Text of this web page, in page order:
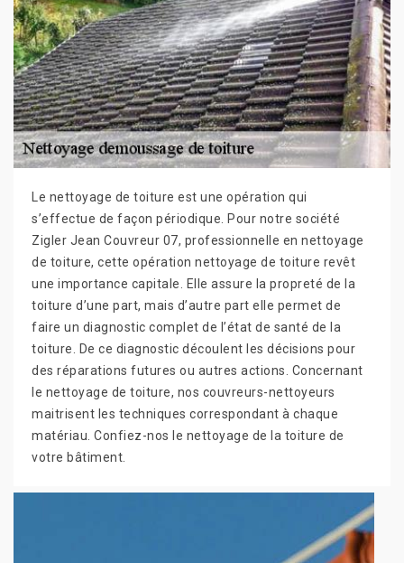
Le nettoyage de toiture est une opération qui
s’effectue de façon périodique. Pour notre société
Zigler Jean Couvreur 07, professionnelle en nettoyage
de toiture, cette opération nettoyage de toiture revêt
une importance capitale. Elle assure la propreté de la
toiture d’une part, mais d’autre part elle permet de
faire un diagnostic complet de l’état de santé de la
toiture. De ce diagnostic découlent les décisions pour
des réparations futures ou autres actions. Concernant
le nettoyage de toiture, nos couvreurs-nettoyeurs
maitrisent les techniques correspondant à chaque
matériau. Confiez-nos le nettoyage de la toiture de
votre bâtiment.